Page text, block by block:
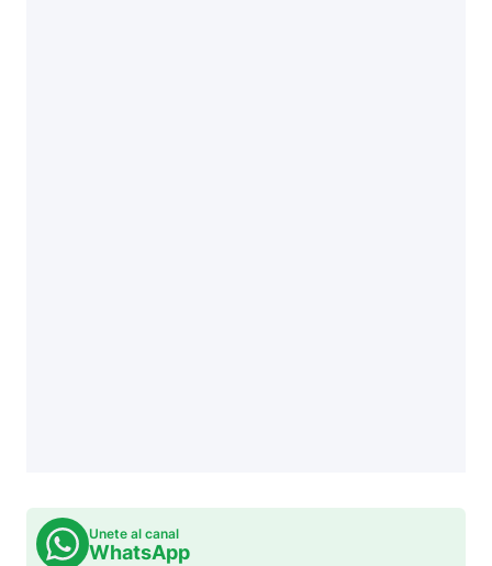
Unete al canal
WhatsApp